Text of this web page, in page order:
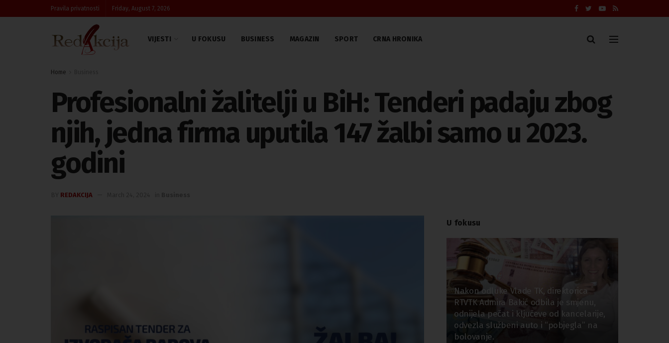
Pravila privatnosti Friday, August 7, 2026
VIJESTI U FOKUSU BUSINESS MAGAZIN SPORT CRNA HRONIKA
Home
Profesionalni žalitelji u BiH: Tenderi padaju zbog
njih, jedna firma uputila 147 žalbi samo u 2023.
godini
REDAKCIJA
U fokusu
Nakon odluke Vlade TK, direktorica
RTVTK Admira Bakić odbila je smjenu,
odnijela pečat i ključeve od kancelarije,
odvezla službeni auto i “pobjegla” na
bolovanje.